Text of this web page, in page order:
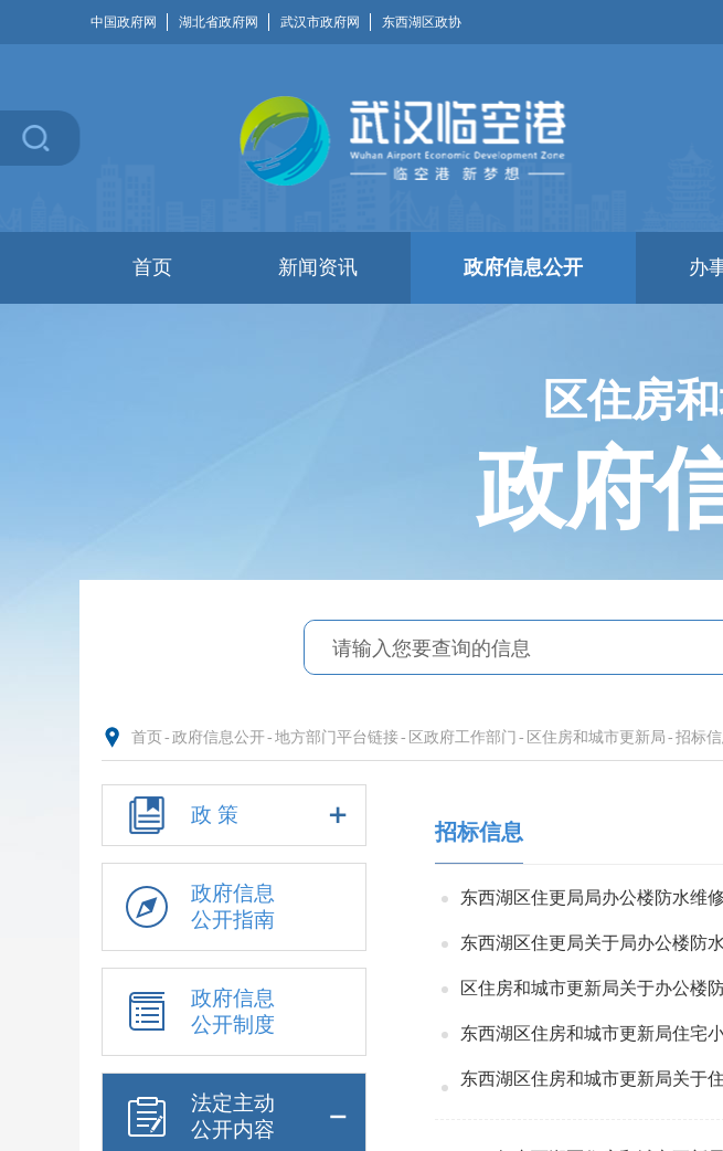
中国政府网 湖北省政府网 武汉市政府网 东西湖区政协
首页 新闻资讯 政府信息公开 办
区住房
政府
首页 - 政府信息公开- 地方部门平台链接- 区政府工作部门 - 区住房和城市更新局 - 招标
政 策
政府信息
公开指南
政府信息
公开制度
法定主动
公开内容
招标信息
东西湖区住更局局办公楼防水维
东西湖区住更局关于局办公楼防
区住房和城市更新局关于办公楼
东西湖区住房和城市更新局住宅
东西湖区住房和城市更新局关于